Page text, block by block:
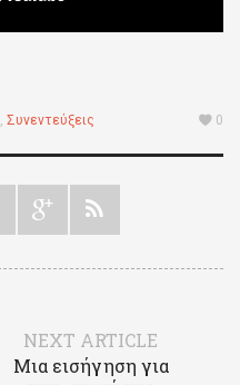
, Συνεντεύξεις 0
NEXT ARTICLE
Μια εισήγηση για